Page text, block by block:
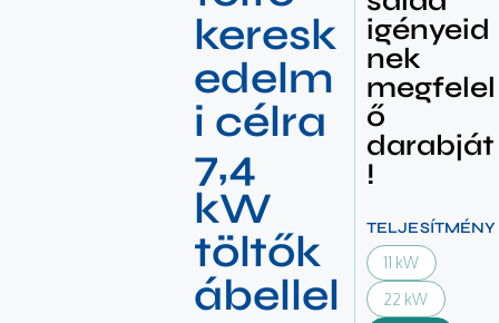
keresk
edelm
i célra
7,4
kW
töltők
ábellel
igényeid
nek
megfelel
ő
darabját
!
TELJESÍTMÉNY
11 kW
22 kW